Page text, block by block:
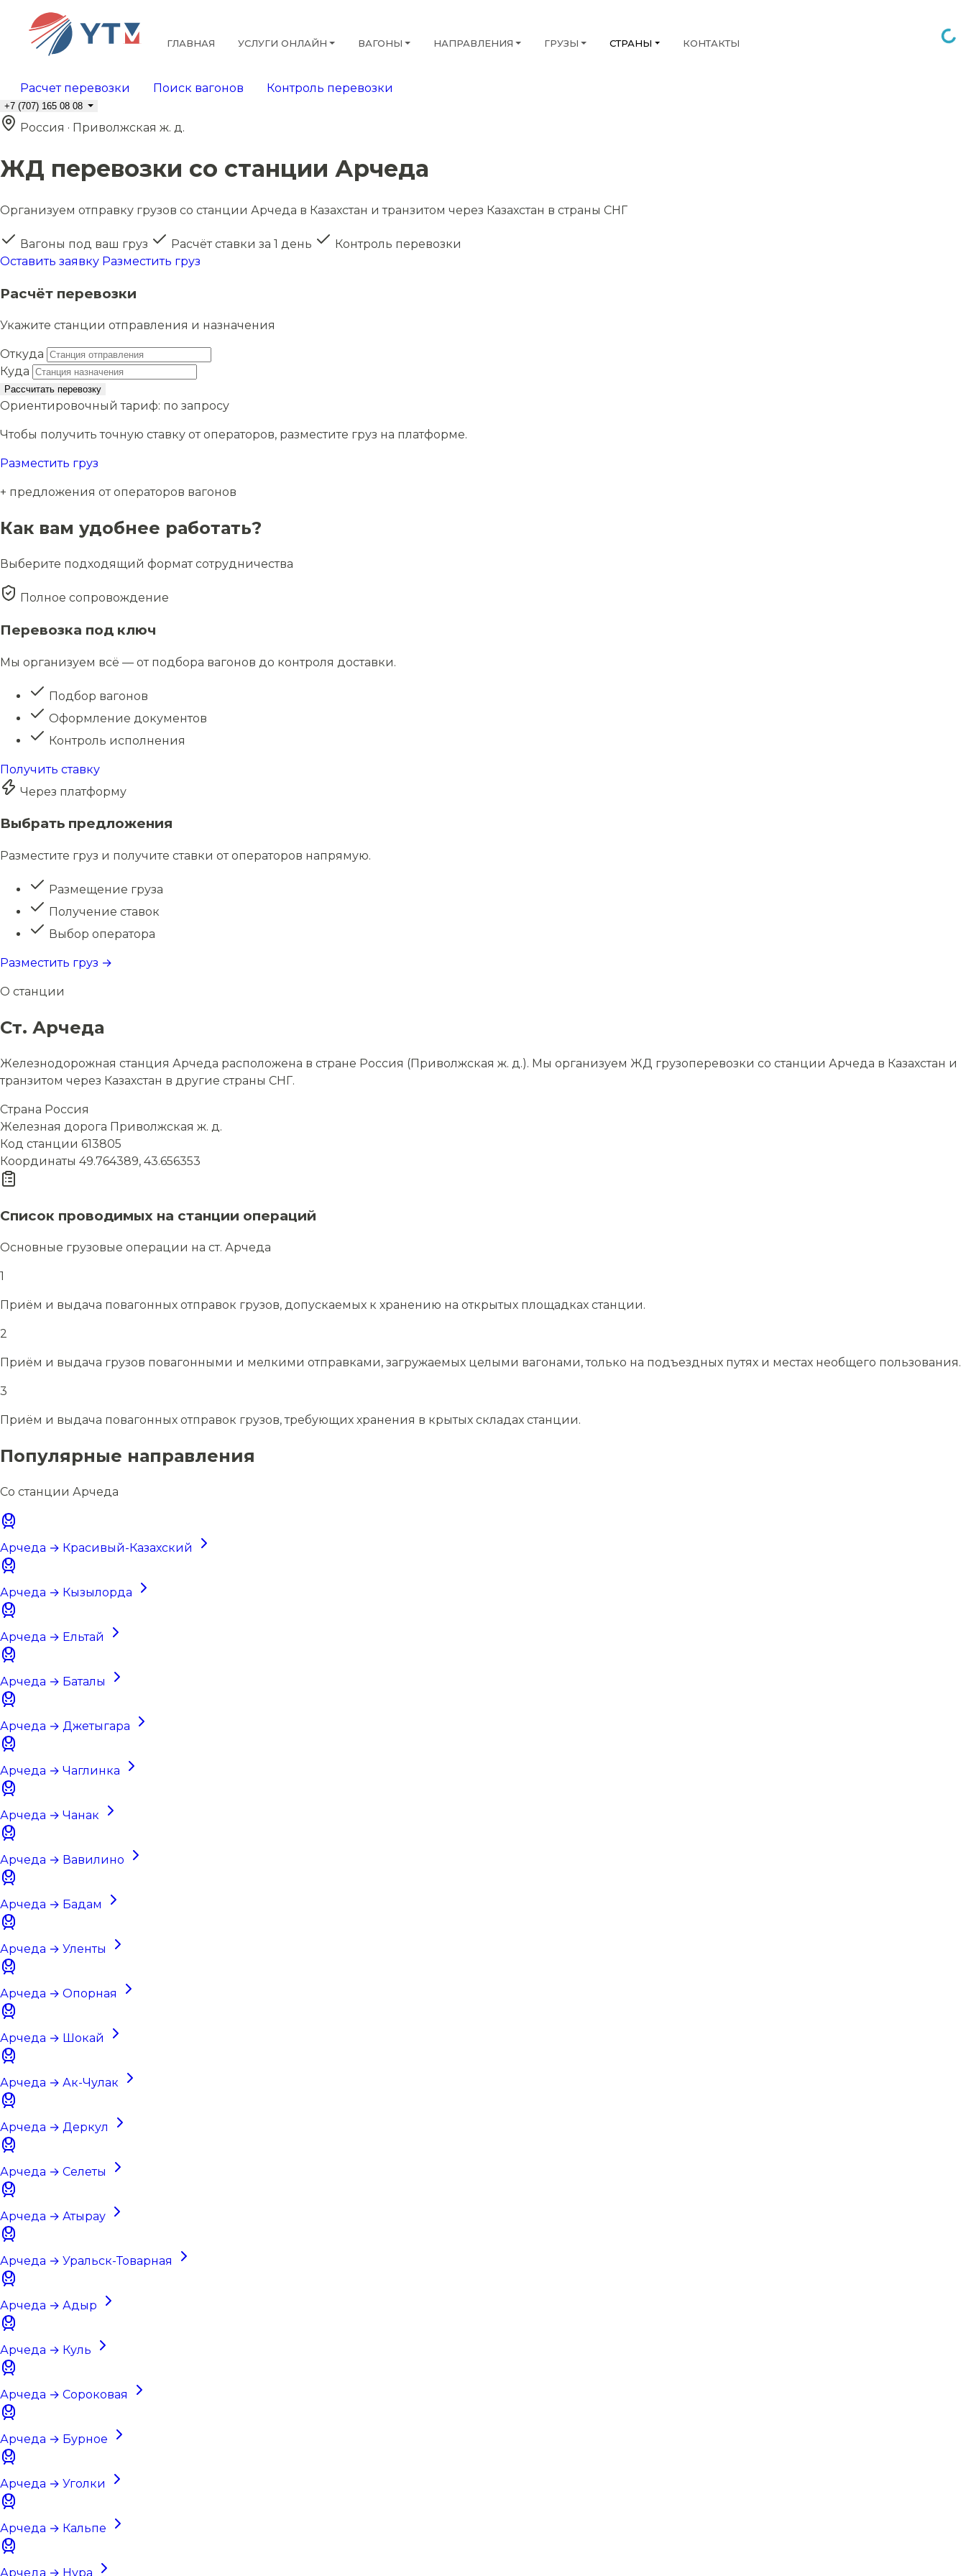
ГЛАВНАЯ УСЛУГИ ОНЛАЙН ВАГОНЫ НАПРАВЛЕНИЯ ГРУЗЫ СТРАНЫ КОНТАКТЫ
Расчет перевозки Поиск вагонов Контроль перевозки
+7 (707) 165 08 08
Россия · Приволжская ж. д.
ЖД перевозки со станции Арчеда
Организуем отправку грузов со станции Арчеда в Казахстан и транзитом через Казахстан в страны СНГ
Вагоны под ваш груз Расчёт ставки за 1 день
Контроль перевозки
Оставить заявку Разместить груз
Расчёт перевозки
Укажите станции отправления и назначения
Откуда
Куда
Рассчитать перевозку
Ориентировочный тариф: по запросу
Чтобы получить точную ставку от операторов, разместите груз на платформе.
Разместить груз
+ предложения от операторов вагонов
Как вам удобнее работать?
Выберите подходящий формат сотрудничества
Полное сопровождение
Перевозка под ключ
Мы организуем всё — от подбора вагонов до контроля доставки.
Подбор вагонов
Оформление документов
Контроль исполнения
Получить ставку
Через платформу
Выбрать предложения
Разместите груз и получите ставки от операторов напрямую.
Размещение груза
Получение ставок
Выбор оператора
Разместить груз →
О станции
Ст. Арчеда
Железнодорожная станция Арчеда расположена в стране Россия (Приволжская ж. д.). Мы организуем ЖД грузоперевозки со станции Арчеда в Казахстан и
транзитом через Казахстан в другие страны СНГ.
Страна Россия
Железная дорога Приволжская ж. д.
Код станции 613805
Координаты 49.764389, 43.656353
Список проводимых на станции операций
Основные грузовые операции на ст. Арчеда
1
Приём и выдача повагонных отправок грузов, допускаемых к хранению на открытых площадках станции.
2
Приём и выдача грузов повагонными и мелкими отправками, загружаемых целыми вагонами, только на подъездных путях и местах необщего пользования.
3
Приём и выдача повагонных отправок грузов, требующих хранения в крытых складах станции.
Популярные направления
Со станции Арчеда
Арчеда → Красивый-Казахский
Арчеда → Кызылорда
Арчеда → Ельтай
Арчеда → Баталы
Арчеда → Джетыгара
Арчеда → Чаглинка
Арчеда → Чанак
Арчеда → Вавилино
Арчеда → Бадам
Арчеда → Уленты
Арчеда → Опорная
Арчеда → Шокай
Арчеда → Ак-Чулак
Арчеда → Деркул
Арчеда → Селеты
Арчеда → Атырау
Арчеда → Уральск-Товарная
Арчеда → Адыр
Арчеда → Куль
Арчеда → Сороковая
Арчеда → Бурное
Арчеда → Уголки
Арчеда → Кальпе
Арчеда → Нура